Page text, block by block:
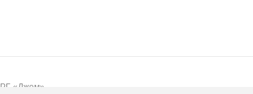
РГ «Джем»